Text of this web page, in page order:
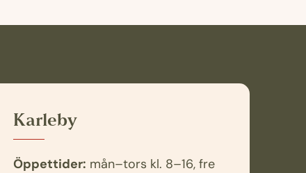
Karleby
Öppettider: mån–tors kl. 8–16, fre